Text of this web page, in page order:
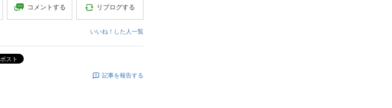
コメントする リブログする
いいね！した人一覧
ポスト
記事を報告する